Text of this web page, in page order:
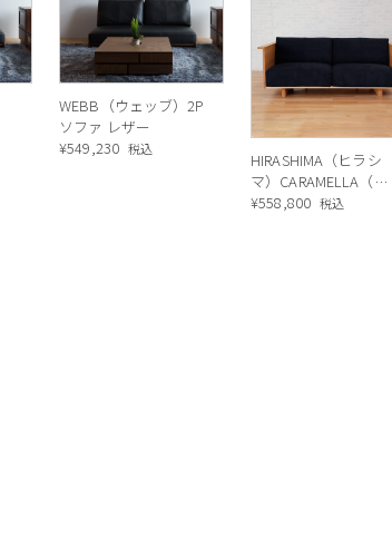
椅子を合わせて使用することで、例えばTVを
使い方をすることが出来ます。ソファでくつ
ント。今までダイニングテーブルとリビング
スペースでありながらこのソファで家族団ら
るので、散らかりやすいソファ周りの収納も
WEBB（ウェッブ）2P
ソファ レザー
¥549,230 税込
HIRASHIMA（ヒラシ
マ）CARAMELLA（カ
ラメッラ） カウンタ
¥558,800 税込